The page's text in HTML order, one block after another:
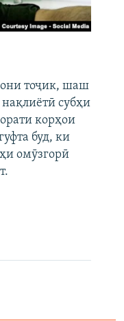
тоҷик, шаш
субҳи
корҳои
буд, ки
омӯзгорӣ